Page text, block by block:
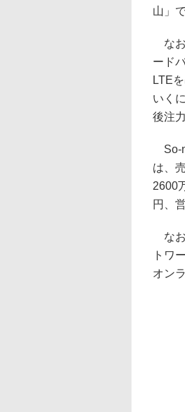
山」
なお
ード
LTE
いく
後注
So-
は、
2600
円、
なお
トワ
オン